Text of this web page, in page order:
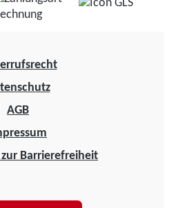
AGB
zur Barrierefreiheit